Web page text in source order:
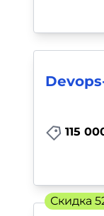
115
Скидка